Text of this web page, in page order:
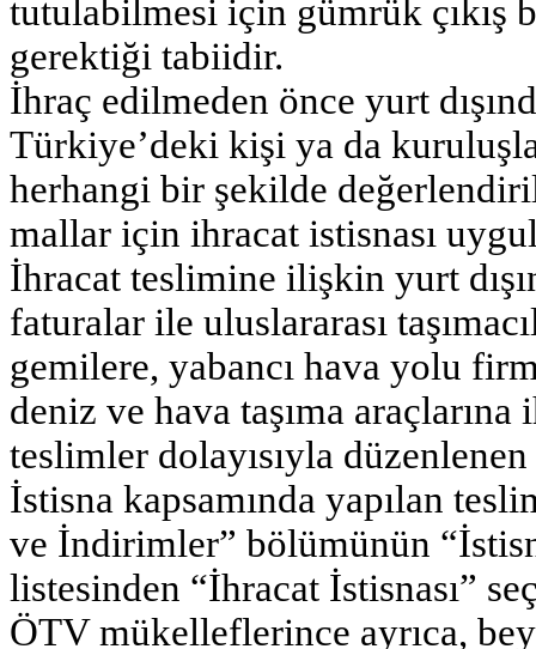
tutulabilmesi için gümrük çıkış
gerektiği tabiidir.
İhraç edilmeden önce yurt
Türkiye’deki kişi ya da
herhangi bir şekilde
mallar için ihracat istisnası
İhracat teslimine ilişkin yurt
faturalar ile uluslararası
gemilere, yabancı hava yolu
deniz ve hava taşıma araçlarına
teslimler dolayısıyla
İstisna kapsamında yapılan
ve İndirimler” bölümünün
listesinden “İhracat İstisnası”
ÖTV mükelleflerince ayrıca,